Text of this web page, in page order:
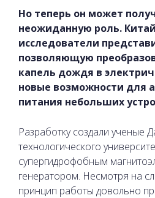
Но теперь он может
неожиданную роль.
исследователи
позволяющую
капель дождя в
новые возможности для
питания небольших
Разработку создали ученые
технологического
супергидрофобным
генератором. Несмотря на
принцип работы довольно